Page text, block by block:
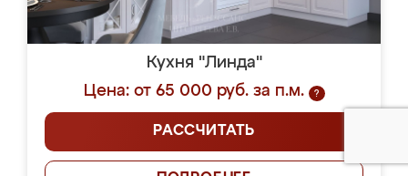
Кухня "Линда"
Цена: от 65 000 руб. за п.м.
?
РАССЧИТАТЬ